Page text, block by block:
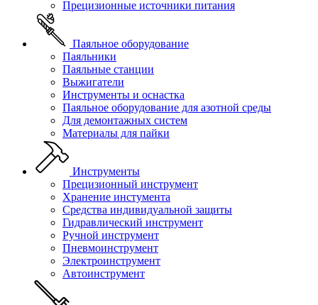
Прецизионные источники питания
Паяльное оборудование
Паяльники
Паяльные станции
Выжигатели
Инструменты и оснастка
Паяльное оборудование для азотной среды
Для демонтажных систем
Материалы для пайки
Инструменты
Прецизионный инструмент
Хранение инстумента
Средства индивидуальной защиты
Гидравлический инструмент
Ручной инструмент
Пневмоинструмент
Электроинструмент
Автоинструмент